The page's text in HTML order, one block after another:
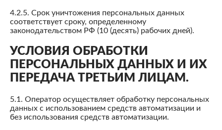
4.2.5. Срок уничтожения персональных данных
соответствует сроку, определенному
законодательством РФ (10 (десять) рабочих дней).
УСЛОВИЯ ОБРАБОТКИ
ПЕРСОНАЛЬНЫХ ДАННЫХ И ИХ
ПЕРЕДАЧА ТРЕТЬИМ ЛИЦАМ.
5.1. Оператор осуществляет обработку персональных
данных с использованием средств автоматизации и
без использования средств автоматизации.